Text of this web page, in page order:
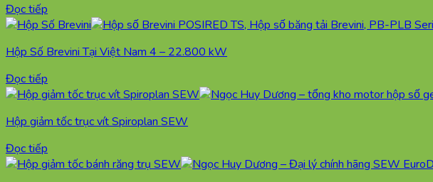
Đọc tiếp
Hộp Số Brevini Tại Việt Nam 4 – 22.800 kW
Đọc tiếp
Hộp giảm tốc trục vít Spiroplan SEW
Đọc tiếp